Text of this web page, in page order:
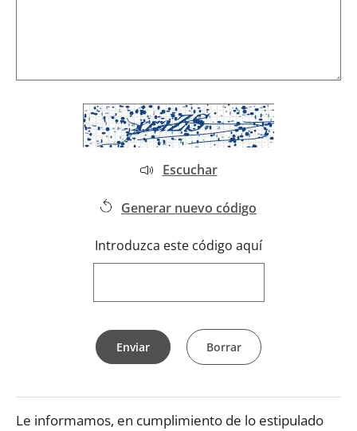
Escuchar
Generar nuevo código
Introduzca este código aquí
Le informamos, en cumplimiento de lo estipulado